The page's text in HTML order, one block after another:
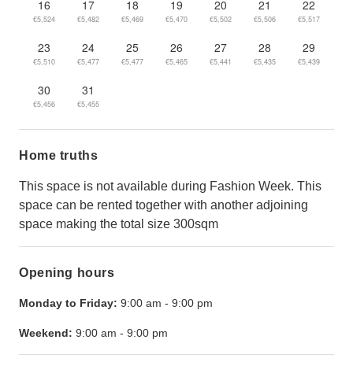
16
€5,524
17
€5,482
18
€5,469
19
€5,470
20
€5,502
21
€5,506
22
€5,517
23
€5,510
24
€5,477
25
€5,477
26
€5,465
27
€5,441
28
€5,435
29
€5,439
30
€5,456
31
€5,455
Home truths
This space is not available during Fashion Week. This
space can be rented together with another adjoining
space making the total size 300sqm
Opening hours
Monday to Friday: 9:00 am - 9:00 pm
Weekend: 9:00 am - 9:00 pm